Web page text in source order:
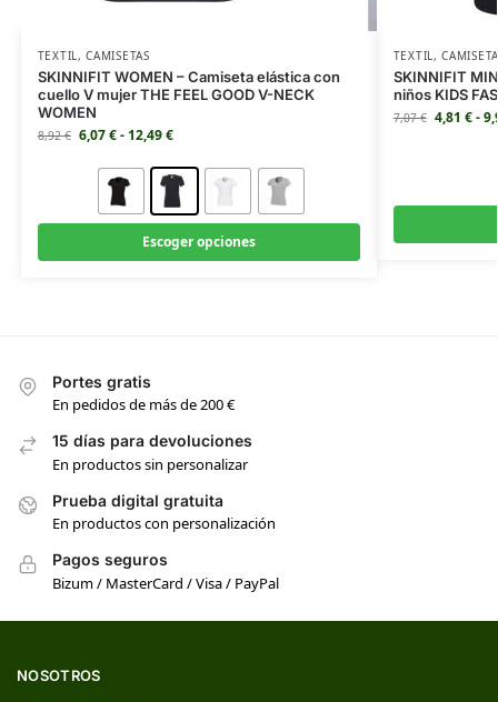
TEXTIL,CAMISETAS
SKINNIFIT WOMEN – Camiseta elástica con
cuello V mujer THE FEEL GOOD V-NECK
WOMEN
8,92€ 6,07€- 12,49€
Escoger opciones
TEXTIL,
SKINNIFIT
niños KIDS
7,07€ 4,81 €-
Portes gratis
En pedidos de más de 200 €
15 días para devoluciones
En productos sin personalizar
Prueba digital gratuita
En productos con personalización
Pagos seguros
Bizum / MasterCard / Visa / PayPal
NOSOTROS